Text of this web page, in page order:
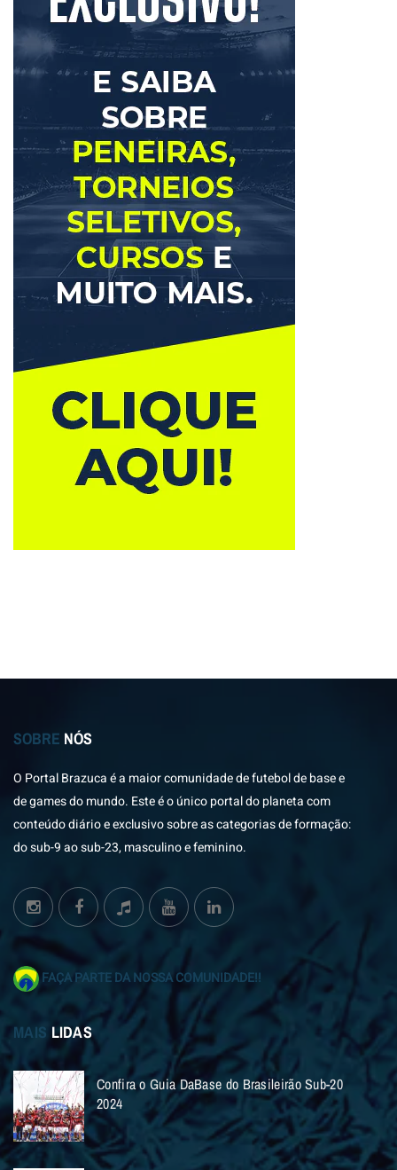
SOBRE NÓS
O Portal Brazuca é a maior comunidade de futebol de base e
de games do mundo. Este é o único portal do planeta com
conteúdo diário e exclusivo sobre as categorias de formação:
do sub-9 ao sub-23, masculino e feminino.
FAÇA PARTE DA NOSSA COMUNIDADE!!
MAIS LIDAS
Confira o Guia DaBase do Brasileirão Sub-20
2024